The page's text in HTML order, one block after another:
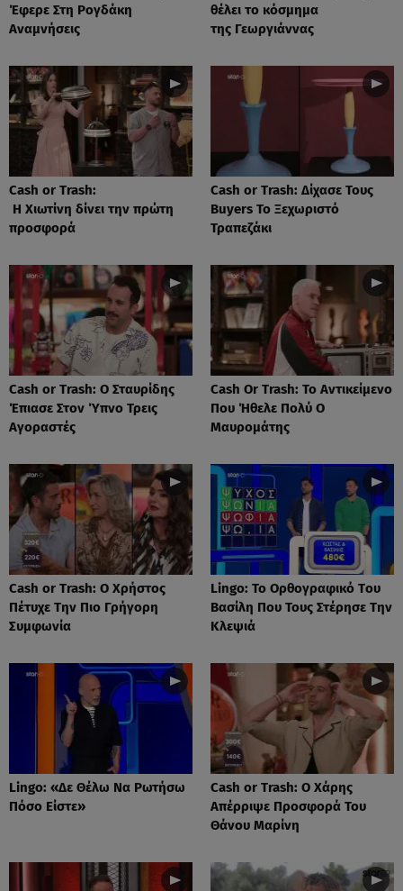
Έφερε Στη Ρογδάκη
Αναμνήσεις
θέλει το κόσμημα
της Γεωργιάννας
Cash or Trash:
Η Χιωτίνη δίνει την πρώτη
προσφορά
Cash or Trash: Δίχασε Τους
Buyers Το Ξεχωριστό
Τραπεζάκι
Cash or Trash: Ο Σταυρίδης
Έπιασε Στον Ύπνο Τρεις
Αγοραστές
Cash Or Trash: Το Αντικείμενο
Που Ήθελε Πολύ Ο
Μαυρομάτης
Cash or Trash: Ο Χρήστος
Πέτυχε Την Πιο Γρήγορη
Συμφωνία
Lingo: Το Oρθογραφικό Tου
Βασίλη Που Τους Στέρησε Την
Κλεψιά
Lingo: «Δε Θέλω Να Ρωτήσω
Πόσο Είστε»
Cash or Trash: Ο Χάρης
Απέρριψε Προσφορά Του
Θάνου Μαρίνη